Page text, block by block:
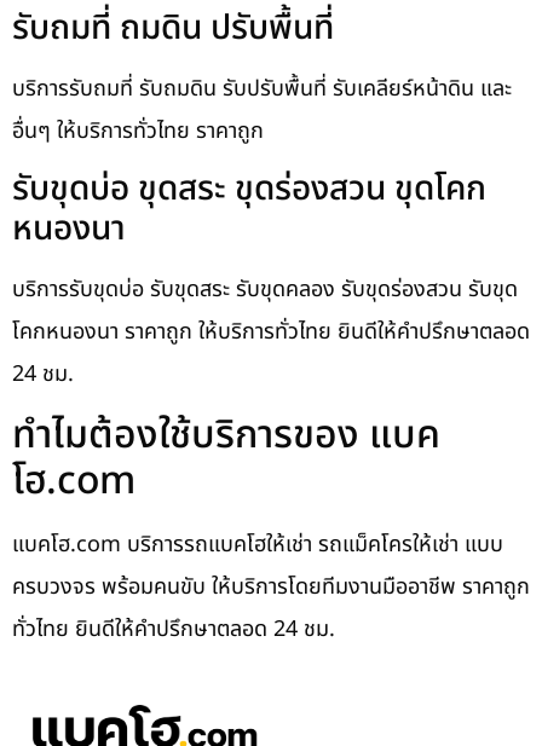
รับถมที่ ถมดิน ปรับพื้นที่
บริการรับถมที่ รับถมดิน รับปรับพื้นที่ รับเคลียร์หน้าดิน และ
อื่นๆ ให้บริการทั่วไทย ราคาถูก
รับขุดบ่อ ขุดสระ ขุดร่องสวน ขุดโคก
หนองนา
บริการรับขุดบ่อ รับขุดสระ รับขุดคลอง รับขุดร่องสวน รับขุด
โคกหนองนา ราคาถูก ให้บริการทั่วไทย ยินดีให้คำปรึกษาตลอด
24 ชม.
ทำไมต้องใช้บริการของ แบค
โฮ.com
แบคโฮ.com บริการรถแบคโฮให้เช่า รถแม็คโครให้เช่า แบบ
ครบวงจร พร้อมคนขับ ให้บริการโดยทีมงานมืออาชีพ ราคาถูก
ทั่วไทย ยินดีให้คำปรึกษาตลอด 24 ชม.